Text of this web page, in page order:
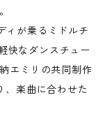
ィが乗るミドルチ
快なダンスチュー
エミリの共同制作
、楽曲に合わせた